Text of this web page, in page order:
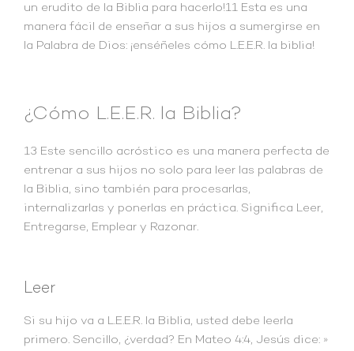
un erudito de la Biblia para hacerlo!11 Esta es una
manera fácil de enseñar a sus hijos a sumergirse en
la Palabra de Dios: ¡enséñeles cómo L.E.E.R. la biblia!
¿Cómo L.E.E.R. la Biblia?
13 Este sencillo acróstico es una manera perfecta de
entrenar a sus hijos no solo para leer las palabras de
la Biblia, sino también para procesarlas,
internalizarlas y ponerlas en práctica. Significa Leer,
Entregarse, Emplear y Razonar.
Leer
Si su hijo va a L.E.E.R. la Biblia, usted debe leerla
primero. Sencillo, ¿verdad? En Mateo 4:4, Jesús dice: »